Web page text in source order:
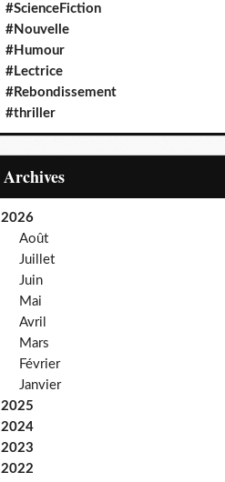
#ScienceFiction
#Nouvelle
#Humour
#Lectrice
#Rebondissement
#thriller
Archives
2026
Août
Juillet
Juin
Mai
Avril
Mars
Février
Janvier
2025
2024
2023
2022